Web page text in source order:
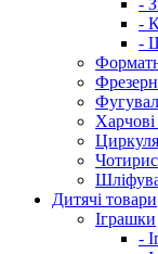
-
-
-
Харчові
Дитячі товари
Іграшки
-